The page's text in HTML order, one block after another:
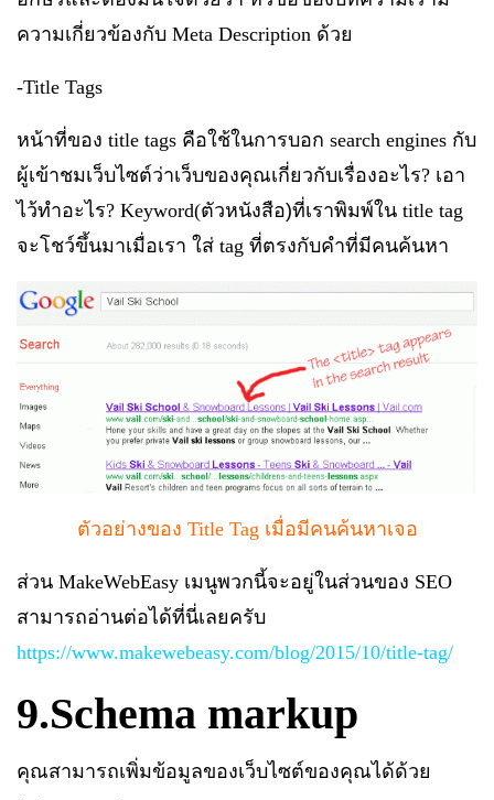
ความเกี่ยวข้องกับ Meta Description ด้วย
-Title Tags
หน้าที่ของ title tags คือใช้ในการบอก search engines กับ
ผู้เข้าชมเว็บไซต์ว่าเว็บของคุณเกี่ยวกับเรื่องอะไร? เอา
ไว้ทำอะไร? Keyword(ตัวหนังสือ)ที่เราพิมพ์ใน title tag
จะโชว์ขึ้นมาเมื่อเรา ใส่ tag ที่ตรงกับคำที่มีคนค้นหา
ตัวอย่างของ Title Tag เมื่อมีคนค้นหาเจอ
ส่วน MakeWebEasy เมนูพวกนี้จะอยู่ในส่วนของ SEO
สามารถอ่านต่อได้ที่นี่เลยครับ
https://www.makewebeasy.com/blog/2015/10/title-tag/
9.Schema markup
คุณสามารถเพิ่มข้อมูลของเว็บไซต์ของคุณได้ด้วย